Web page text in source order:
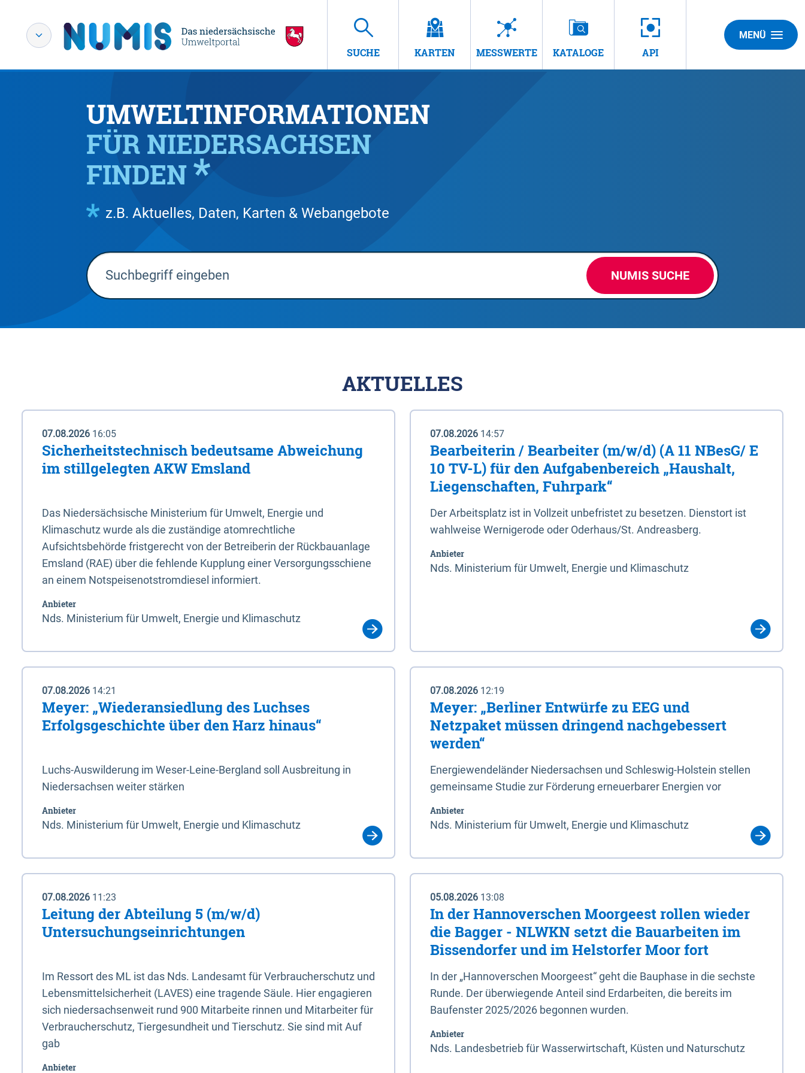
SUCHE KARTEN MESSWERTE KATALOGE API
MENÜ
UMWELTINFORMATIONEN
FÜR NIEDERSACHSEN
FINDEN
z.B. Aktuelles, Daten, Karten & Webangebote
NUMIS SUCHE
AKTUELLES
07.08.2026 16:05
Sicherheitstechnisch bedeutsame Abweichung
im stillgelegten AKW Emsland
Das Niedersächsische Ministerium für Umwelt, Energie und
Klimaschutz wurde als die zuständige atomrechtliche
Aufsichtsbehörde fristgerecht von der Betreiberin der Rückbauanlage
Emsland (RAE) über die fehlende Kupplung einer Versorgungsschiene
an einem Notspeisenotstromdiesel informiert.
Anbieter
Nds. Ministerium für Umwelt, Energie und Klimaschutz
07.08.2026 14:57
Bearbeiterin / Bearbeiter (m/w/d) (A 11 NBesG/ E
10 TV-L) für den Aufgabenbereich „Haushalt,
Liegenschaften, Fuhrpark“
Der Arbeitsplatz ist in Vollzeit unbefristet zu besetzen. Dienstort ist
wahlweise Wernigerode oder Oderhaus/St. Andreasberg.
Anbieter
Nds. Ministerium für Umwelt, Energie und Klimaschutz
07.08.2026 14:21
Meyer: „Wiederansiedlung des Luchses
Erfolgsgeschichte über den Harz hinaus“
Luchs-Auswilderung im Weser-Leine-Bergland soll Ausbreitung in
Niedersachsen weiter stärken
Anbieter
Nds. Ministerium für Umwelt, Energie und Klimaschutz
07.08.2026 12:19
Meyer: „Berliner Entwürfe zu EEG und
Netzpaket müssen dringend nachgebessert
werden“
Energiewendeländer Niedersachsen und Schleswig-Holstein stellen
gemeinsame Studie zur Förderung erneuerbarer Energien vor
Anbieter
Nds. Ministerium für Umwelt, Energie und Klimaschutz
07.08.2026 11:23
Leitung der Abteilung 5 (m/w/d)
Untersuchungseinrichtungen
Im Ressort des ML ist das Nds. Landesamt für Verbraucherschutz und
Lebensmittelsicherheit (LAVES) eine tragende Säule. Hier engagieren
sich niedersachsenweit rund 900 Mitarbeite rinnen und Mitarbeiter für
Verbraucherschutz, Tiergesundheit und Tierschutz. Sie sind mit Auf
gab
Anbieter
05.08.2026 13:08
In der Hannoverschen Moorgeest rollen wieder
die Bagger - NLWKN setzt die Bauarbeiten im
Bissendorfer und im Helstorfer Moor fort
In der „Hannoverschen Moorgeest“ geht die Bauphase in die sechste
Runde. Der überwiegende Anteil sind Erdarbeiten, die bereits im
Baufenster 2025/2026 begonnen wurden.
Anbieter
Nds. Landesbetrieb für Wasserwirtschaft, Küsten und Naturschutz